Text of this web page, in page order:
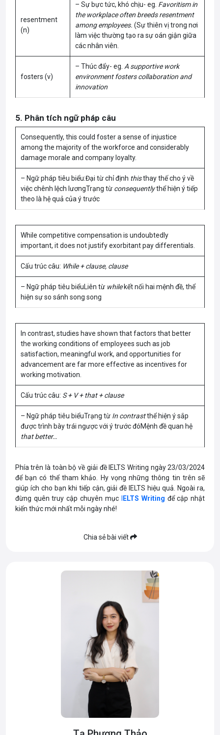
resentment
(n)
– Sự bực tức, khó chịu- eg. Favoritism in
the workplace often breeds resentment
among employees. (Sự thiên vị trong nơi
làm việc thường tạo ra sự oán giận giữa
các nhân viên.
fosters (v)
– Thúc đẩy- eg. A supportive work
environment fosters collaboration and
innovation
5. Phân tích ngữ pháp câu
Consequently, this could foster a sense of injustice
among the majority of the workforce and considerably
damage morale and company loyalty.
– Ngữ pháp tiêu biểu:Đại từ chỉ định thisthay thế cho ý về
việc chênh lệch lươngTrạng từ consequentlythể hiện ý tiếp
theo là hệ quả của ý trước
While competitive compensation is undoubtedly
important, it does not justify exorbitant pay differentials.
Cấu trúc câu: While + clause, clause
– Ngữ pháp tiêu biểuLiên từ whilekết nối hai mệnh đề, thể
hiện sự so sánh song song
In contrast, studies have shown that factors that better
the working conditions of employees such as job
satisfaction, meaningful work, and opportunities for
advancement are far more effective as incentives for
working motivation.
Cấu trúc câu: S + V + that + clause
– Ngữ pháp tiêu biểuTrạng từ In contrastthể hiện ý sắp
được trình bày trái ngược với ý trước đóMệnh đề quan hệ
that better…
Phía trên là toàn bộ về giải đề IELTS Writing ngày 23/03/2024
để bạn có thể tham khảo. Hy vọng những thông tin trên sẽ
giúp ích cho bạn khi tiếp cận, giải đề IELTS hiệu quả. Ngoài ra,
đừng quên truy cập chuyên mục
ELTS Writing để cập nhật
kiến thức mới nhất mỗi ngày nhé!
Chia sẻ bài viết